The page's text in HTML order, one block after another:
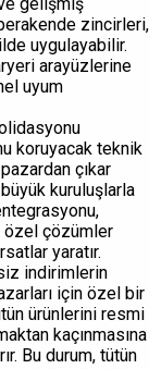
zincirleri,
uygulayabilir.
arayüzlerine
uyum
koruyacak teknik
çıkar
kuruluşlarla
özel çözümler
yaratır.
indirimlerin
için özel bir
ürünlerini resmi
kaçınmasına
Bu durum, tütün